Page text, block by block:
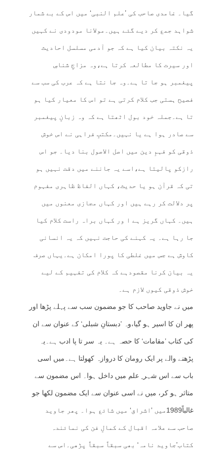
گیا۔ غامدی صاحب کی ’علم النبی‘ میں اس کے بے شمار
شواہد جمع کر دیے گئے ہیں۔مولانا مودودی نے کہیں
یہ نکتہ بیان کیا ہے کہ جو آدمی مسلسل احادیث
اور سیرت کا مطالعہ کرتا ہے،وہ مزاجِ شناسِ
پیغمبر ہو جا تا ہے۔وہ جا نتا ہے کہ عرب کی سب سے
فصیح ہستی جب کلام کرتی ہے تو اس کا معیار کیا ہو
تا ہے۔جملہ خود بول اٹھتا ہے کہ وہ زبانِ پیغمبر
سے صادر ہوا ہے یا نہیں۔مکتبِ فراہی نے اس خوش
ذوقی کو فہمِ دین میں اصل الاصول بنا دیا۔ جو اس
رازکو پالیتا ہے،اسے یہ جاننے میں دقت نہیں ہو
تی کہ قرآن ہو یا حدیث، کہاں الفاظ ظاہری مفہوم
پر دلالت کر رہے ہیں اور کہاں مجازی معنوں میں
ہیں۔ کہاں گریز ہے ا ور کہاں براہ راست کلام کیا
جا رہا ہے۔ یہ کہنے کی حاجت نہیں کہ یہ انسانی
کاوش ہے جس میں غلطی کا پورا امکان ہے۔یہاں صرف
یہ بیان کرنا مقصودہے کہ کلام کی تفہیم کے لیے
خوش ذوقی کیوں لازم ہے۔
میں نے جاوید صاحب کا جو مضمون سب سے پہلے پڑھا اور
پھر ان کا اسیر ہو گیا،وہ ’دبستانِ شبلی‘ کے عنوان سے ان
کی کتاب ’مقامات‘ کا حصہ ہے۔ یہ سر تا پا ادب ہے۔یہ
پڑھنے والے پر ایک رومان کا دروازہ کھولتا ہے۔میں اسی
باب سے اس شہر ِ علم میں داخل ہوا۔ اس مضمون سے
متاثر ہو کر، میں نے اسی عنوان سے ایک مضمون لکھا جو
غالباً1989میں ’اشراق‘ میں شائع ہوا۔ پھر جاوید
صاحب سے علامہ اقبال کے کمالِ فن کی نمائندہ
کتاب’جاوید نامہ‘ بھی سبقاً سبقاً پڑھی۔اس سے